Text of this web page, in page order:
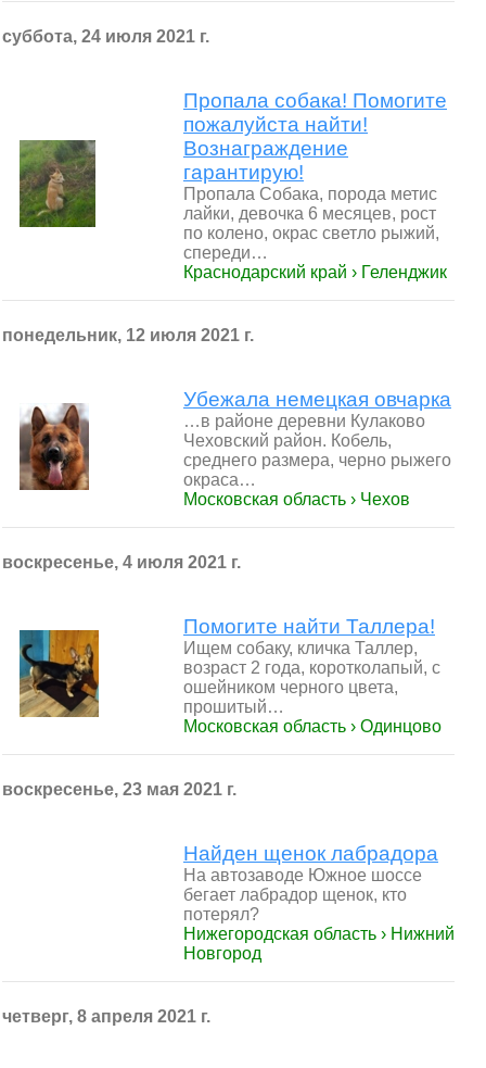
суббота, 24 июля 2021 г.
Пропала собака! Помогите
пожалуйста найти!
Вознаграждение
гарантирую!
Пропала Собака, порода метис
лайки, девочка 6 месяцев, рост
по колено, окрас светло рыжий,
спереди…
Краснодарский край › Геленджик
понедельник, 12 июля 2021 г.
Убежала немецкая овчарка
…в районе деревни Кулаково
Чеховский район. Кобель,
среднего размера, черно рыжего
окраса…
Московская область › Чехов
воскресенье, 4 июля 2021 г.
Помогите найти Таллера!
Ищем собаку, кличка Таллер,
возраст 2 года, коротколапый, с
ошейником черного цвета,
прошитый…
Московская область › Одинцово
воскресенье, 23 мая 2021 г.
Найден щенок лабрадора
На автозаводе Южное шоссе
бегает лабрадор щенок, кто
потерял?
Нижегородская область › Нижний
Новгород
четверг, 8 апреля 2021 г.